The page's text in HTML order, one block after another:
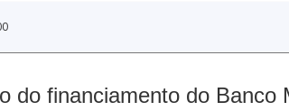
do financiamento do